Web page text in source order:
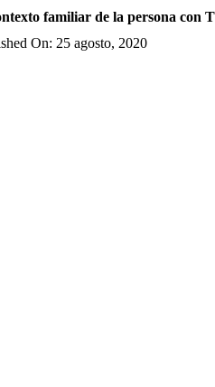
familiar de la persona con
On: 25 agosto, 2020